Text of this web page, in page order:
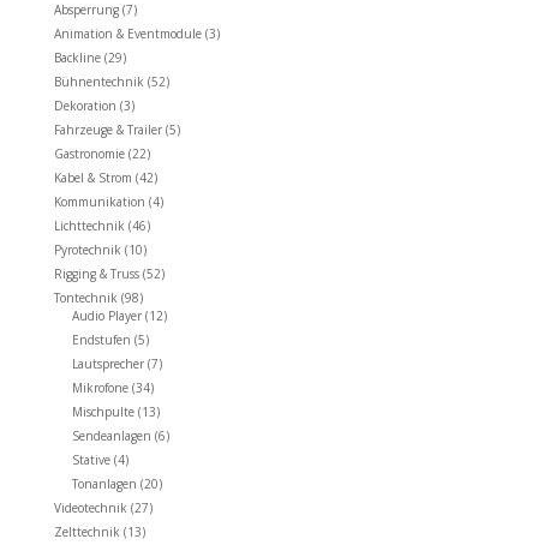
Absperrung (7)
Animation & Eventmodule (3)
Backline (29)
Bühnentechnik (52)
Dekoration (3)
Fahrzeuge & Trailer (5)
Gastronomie (22)
Kabel & Strom (42)
Kommunikation (4)
Lichttechnik (46)
Pyrotechnik (10)
Rigging & Truss (52)
Tontechnik (98)
Audio Player (12)
Endstufen (5)
Lautsprecher (7)
Mikrofone (34)
Mischpulte (13)
Sendeanlagen (6)
Stative (4)
Tonanlagen (20)
Videotechnik (27)
Zelttechnik (13)